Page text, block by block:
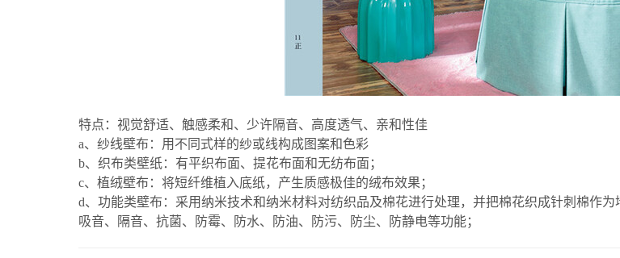
特点：视觉舒适、触感柔和、少许隔音、高度透气、亲和性佳
a、纱线壁布：用不同式样的纱或线构成图案和色彩
b、织布类壁纸：有平织布面、提花布面和无纺布面；
c、植绒壁布：将短纤维植入底纸，产生质感极佳的绒布效果；
d、功能类壁布：采用纳米技术和纳米材料对纺织品及棉花进行处理，并把棉花织成针刺棉作
吸音、隔音、抗菌、防霉、防水、防油、防污、防尘、防静电等功能；